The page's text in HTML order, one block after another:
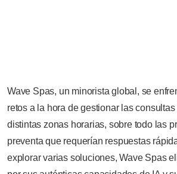
Wave Spas, un minorista global, se
retos a la hora de gestionar las
distintas zonas horarias, sobre todo las
preventa que requerían respuestas
explorar varias soluciones, Wave Spas